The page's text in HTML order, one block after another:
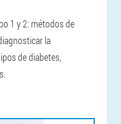
1 y 2: métodos de
la
de diabetes,